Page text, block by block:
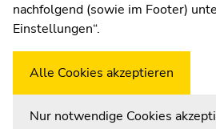
WetterstationUni Graz
nachfolgend (sowie im Footer)
Einstellungen“.
Alle Cookies akzeptieren
Nur notwendige Cookies